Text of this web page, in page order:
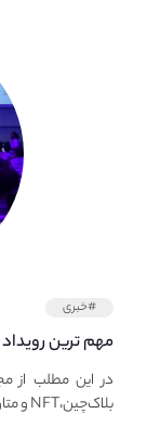
#خبری
معرفی بهترین
در این مطلب از
بلاک‌چین،NFT و متاورس را معرفی می‌کنیم.